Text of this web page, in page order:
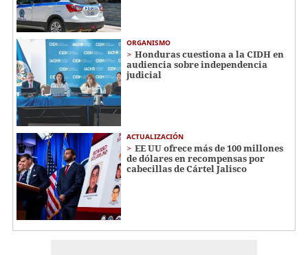
ORGANISMO
Honduras cuestiona a la CIDH en
audiencia sobre independencia
judicial
ACTUALIZACIÓN
EE UU ofrece más de 100 millones
de dólares en recompensas por
cabecillas de Cártel Jalisco